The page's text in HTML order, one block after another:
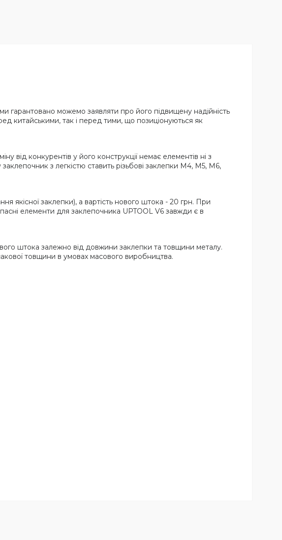
гарантовано можемо заявляти про його підвищену надійність
китайськими, так і перед тими, що позиціонуються як
конкурентів у його конструкції немає елементів ні з
заклепочник з легкістю ставить різьбові заклепки М4, М5, М6,
якісної заклепки), а вартість нового штока - 20 грн. При
елементи для заклепочника UPTOOL V6 завжди є в
штока залежно від довжини заклепки та товщини металу.
товщини в умовах масового виробництва.